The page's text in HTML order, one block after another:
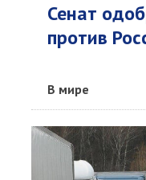
Сенат
против
В мире